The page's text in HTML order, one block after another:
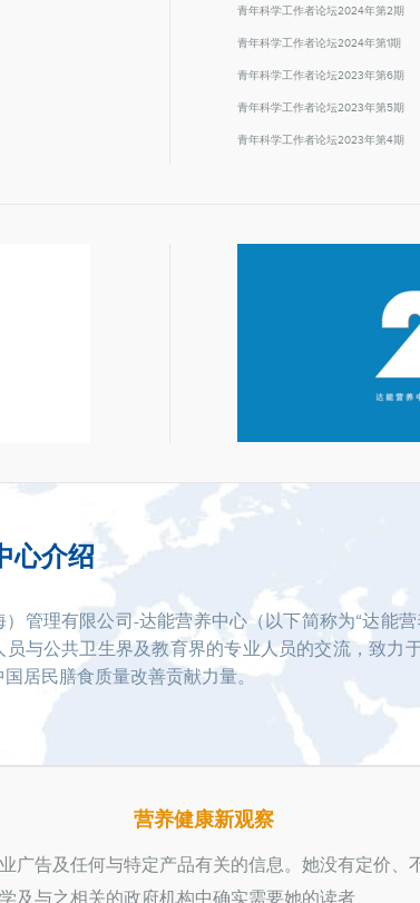
青年科学工作者论坛2024年第2期
青年科学工作者论坛2024年第1期
青年科学工作者论坛2023年第6期
青年科学工作者论坛2023年第5期
青年科学工作者论坛2023年第4期
心介绍
管理有限公司-达能营养中心（以下简称为“达能
员与公共卫生界及教育界的专业人员的交流，致力
居民膳食质量改善贡献力量。
营养健康新观察
广告及任何与特定产品有关的信息。她没有定价、